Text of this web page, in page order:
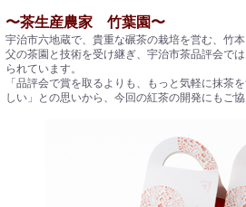
〜茶生産農家 竹葉園〜
宇治市六地蔵で、貴重な碾茶の栽培を営む、竹本
父の茶園と技術を受け継ぎ、宇治市茶品評会で
られています。
「品評会で賞を取るよりも、もっと気軽に抹茶
しい」との思いから、今回の紅茶の開発にもご協